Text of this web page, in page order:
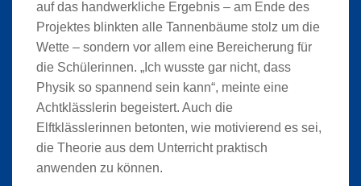
auf das handwerkliche Ergebnis – am Ende des
Projektes blinkten alle Tannenbäume stolz um die
Wette – sondern vor allem eine Bereicherung für
die Schülerinnen. „Ich wusste gar nicht, dass
Physik so spannend sein kann“, meinte eine
Achtklässlerin begeistert. Auch die
Elftklässlerinnen betonten, wie motivierend es sei,
die Theorie aus dem Unterricht praktisch
anwenden zu können.